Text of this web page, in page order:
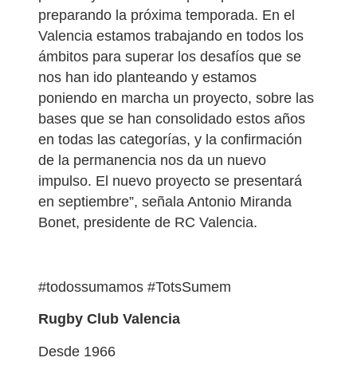
preparando la próxima temporada. En el
Valencia estamos trabajando en todos los
ámbitos para superar los desafíos que se
nos han ido planteando y estamos
poniendo en marcha un proyecto, sobre las
bases que se han consolidado estos años
en todas las categorías, y la confirmación
de la permanencia nos da un nuevo
impulso. El nuevo proyecto se presentará
en septiembre”, señala Antonio Miranda
Bonet, presidente de RC Valencia.
#todossumamos #TotsSumem
Rugby Club Valencia
Desde 1966